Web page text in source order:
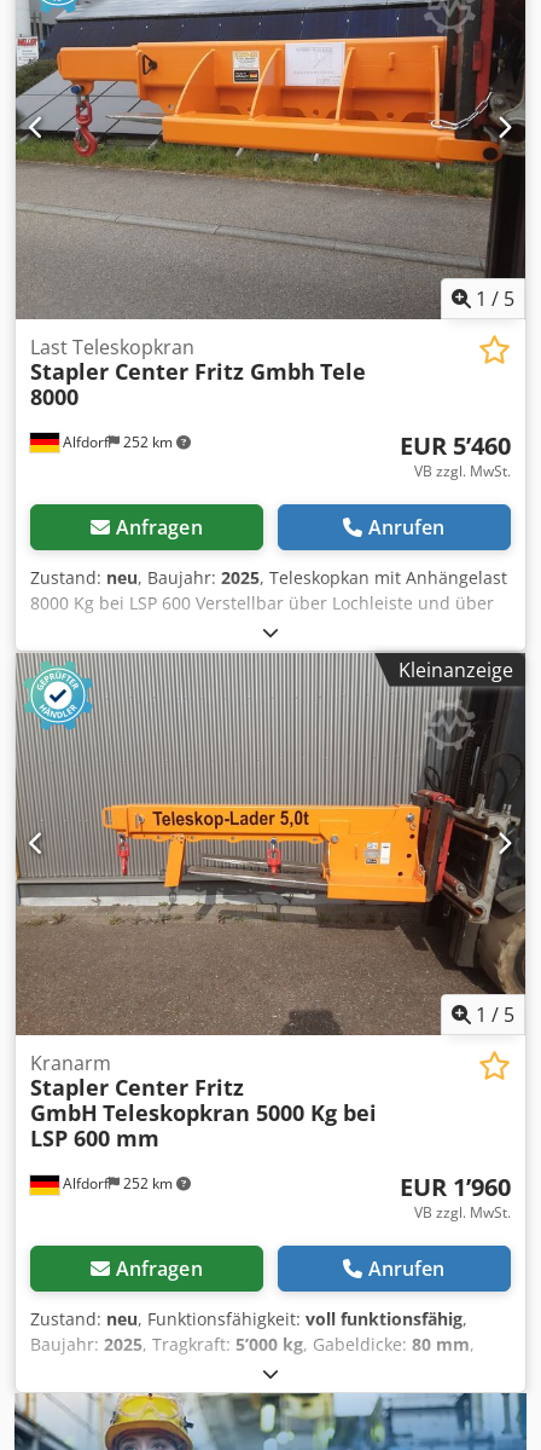
handling suspended loads. Jib fitted with 2 hooks to meet
various needs of building sites. Adaptability for all yard
handling applications
1 / 5
Alfdorf 252 km
Last Teleskopkran
Stapler Center Fritz Gmbh Tele
8000
EUR 5’460
VB zzgl. MwSt.
Anfragen Anrufen
Zustand: neu, Baujahr: 2025, Teleskopkan mit Anhängelast
8000 Kg bei LSP 600 Verstellbar über Lochleiste und über
Teleskoprohr Lastdiagram am Kran Dcsdpohbm I Tsfx Aliok
Aufnahme über Stapler Gabelzinken mit Abmessung bis
185x80 mm Lackierung RAL 2002
Kleinanzeige
1 / 5
Alfdorf 252 km
Kranarm
Stapler Center Fritz
GmbH Teleskopkran 5000 Kg bei
LSP 600 mm
EUR 1’960
VB zzgl. MwSt.
Anfragen Anrufen
Zustand: neu, Funktionsfähigkeit: voll funktionsfähig,
Baujahr: 2025, Tragkraft: 5’000 kg, Gabeldicke: 80 mm,
, Teleskopkran 5000 Kg bei
Lastschwerpunkt 600 mm Teleskoplänge am Haken 3600
mm mit 950 Kg Nutzlast Tragkraft der Lastschwerpunkte